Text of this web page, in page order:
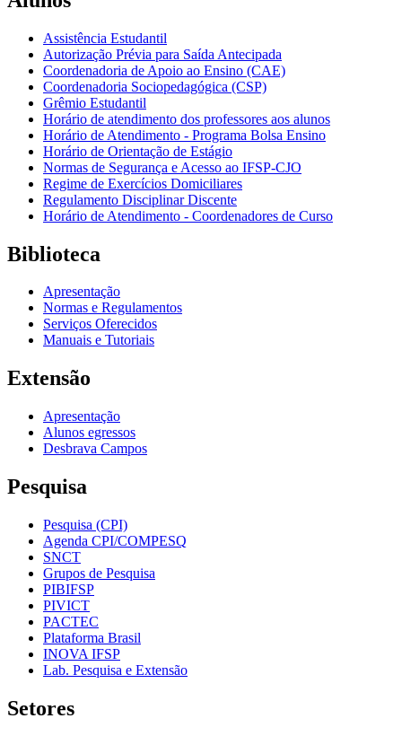
Assistência Estudantil
Autorização Prévia para Saída Antecipada
Coordenadoria de Apoio ao Ensino (CAE)
Coordenadoria Sociopedagógica (CSP)
Grêmio Estudantil
Horário de atendimento dos professores aos alunos
Horário de Atendimento - Programa Bolsa Ensino
Horário de Orientação de Estágio
Normas de Segurança e Acesso ao IFSP-CJO
Regime de Exercícios Domiciliares
Regulamento Disciplinar Discente
Horário de Atendimento - Coordenadores de Curso
Biblioteca
Apresentação
Normas e Regulamentos
Serviços Oferecidos
Manuais e Tutoriais
Extensão
Apresentação
Alunos egressos
Desbrava Campos
Pesquisa
Pesquisa (CPI)
Agenda CPI/COMPESQ
SNCT
Grupos de Pesquisa
PIBIFSP
PIVICT
PACTEC
Plataforma Brasil
INOVA IFSP
Lab. Pesquisa e Extensão
Setores